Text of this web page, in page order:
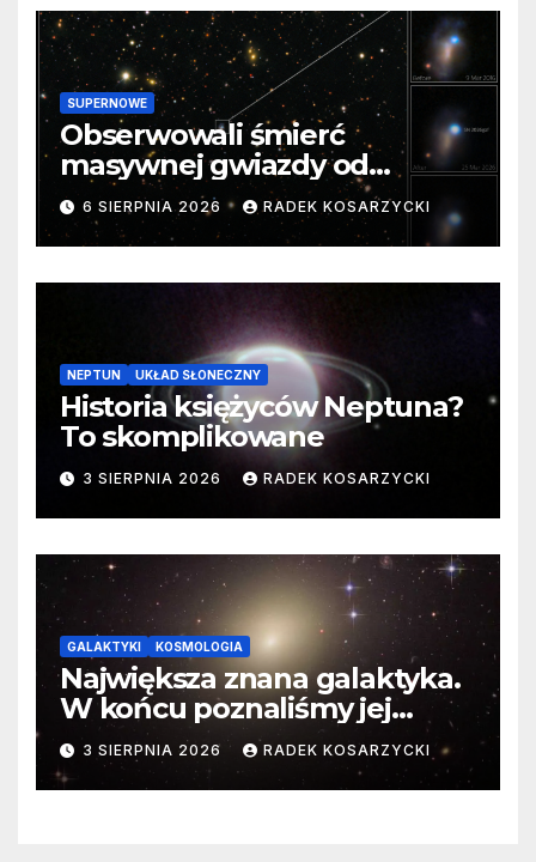
SUPERNOWE
Obserwowali śmierć
masywnej gwiazdy od
samego początku. Niezwykle
cenne dane
6 SIERPNIA 2026 RADEK KOSARZYCKI
NEPTUN UKŁAD SŁONECZNY
Historia księżyców Neptuna?
To skomplikowane
3 SIERPNIA 2026 RADEK KOSARZYCKI
GALAKTYKI KOSMOLOGIA
Największa znana galaktyka.
W końcu poznaliśmy jej
faktyczne wymiary
3 SIERPNIA 2026 RADEK KOSARZYCKI